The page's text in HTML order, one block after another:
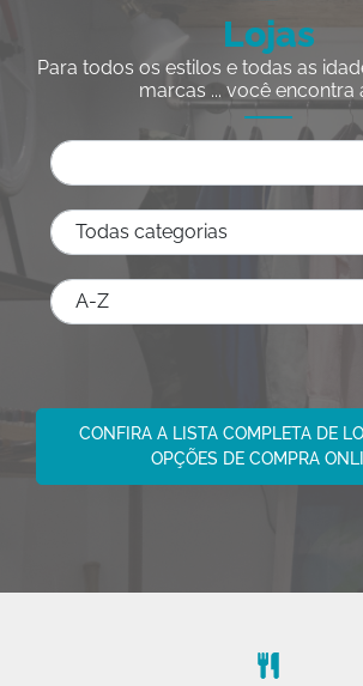
Lojas
Para todos os estilos e todas as
marcas ... você encontra
CONFIRA A LISTA COMPLETA DE
OPÇÕES DE COMPRA